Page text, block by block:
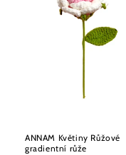
ANNAM Květiny Růžové
gradientní růže